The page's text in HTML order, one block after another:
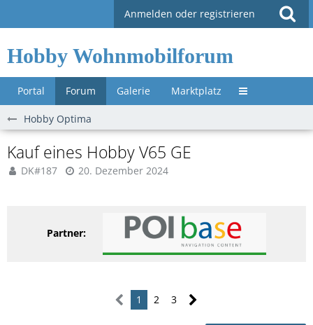
Anmelden oder registrieren
Hobby Wohnmobilforum
Portal Forum Galerie Marktplatz Untermenü »
Hobby Optima
Kauf eines Hobby V65 GE
DK#187 20. Dezember 2024
Partner:
1 2 3